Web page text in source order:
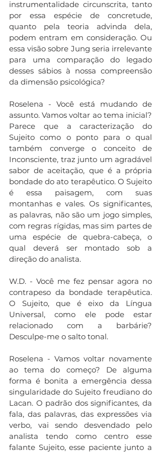
instrumentalidade circunscrita, tanto
por essa espécie de concretude,
quanto pela teoria advinda dela,
podem entram em consideração. Ou
essa visão sobre Jung seria irrelevante
para uma comparação do legado
desses sábios à nossa compreensão
da dimensão psicológica?
Roselena - Você está mudando de
assunto. Vamos voltar ao tema inicial?
Parece que a caracterização do
Sujeito como o ponto para o qual
também converge o conceito de
Inconsciente, traz junto um agradável
sabor de aceitação, que é a própria
bondade do ato terapêutico. O Sujeito
é essa paisagem, com suas
montanhas e vales. Os significantes,
as palavras, não são um jogo simples,
com regras rígidas, mas sim partes de
uma espécie de quebra-cabeça, o
qual deverá ser montado sob a
direção do analista.
W.D. - Você me fez pensar agora no
contrapeso da bondade terapêutica.
O Sujeito, que é eixo da Língua
Universal, como ele pode estar
relacionado com a barbárie?
Desculpe-me o salto tonal.
Roselena - Vamos voltar novamente
ao tema do começo? De alguma
forma é bonita a emergência dessa
singularidade do Sujeito freudiano do
Lacan. O padrão dos significantes, da
fala, das palavras, das expressões via
verbo, vai sendo desvendado pelo
analista tendo como centro esse
falante Sujeito, esse paciente junto a